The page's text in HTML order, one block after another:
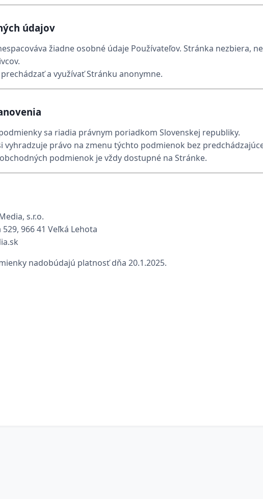
údajov
žiadne osobné údaje Používateľov. Stránka nezbiera,
a využívať Stránku anonymne.
sa riadia právnym poriadkom Slovenskej republiky.
vyhradzuje právo na zmenu týchto podmienok bez
podmienok je vždy dostupné na Stránke.
s.r.o.
966 41 Veľká Lehota
nadobúdajú platnosť dňa 20.1.2025.